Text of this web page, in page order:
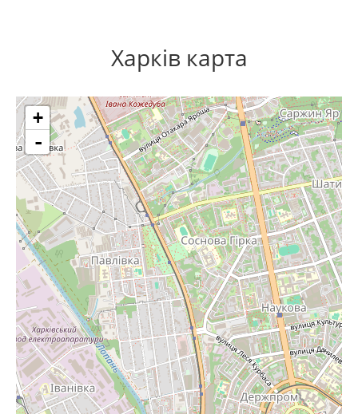
Харків карта
+
-